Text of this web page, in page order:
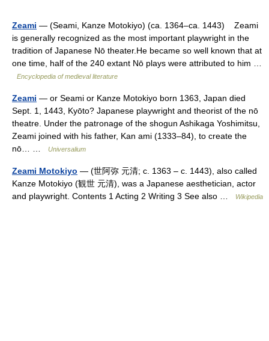
Zeami — (Seami, Kanze Motokiyo) (ca. 1364–ca. 1443) Zeami
is generally recognized as the most important playwright in the
tradition of Japanese Nō theater.He became so well known that at
one time, half of the 240 extant Nō plays were attributed to him …
Encyclopedia of medieval literature
Zeami — or Seami or Kanze Motokiyo born 1363, Japan died
Sept. 1, 1443, Kyōto? Japanese playwright and theorist of the nō
theatre. Under the patronage of the shogun Ashikaga Yoshimitsu,
Zeami joined with his father, Kan ami (1333–84), to create the
nō… …
Universalium
Zeami Motokiyo — (世阿弥 元清; c. 1363 – c. 1443), also called
Kanze Motokiyo (観世 元清), was a Japanese aesthetician, actor
and playwright. Contents 1 Acting 2 Writing 3 See also …
Wikipedia